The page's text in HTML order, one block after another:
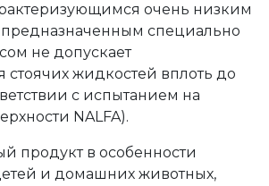
очень низким
предназначенным специально
не допускает
жидкостей вплоть до
с испытанием на
NALFA).
продукт в особенности
и домашних животных,